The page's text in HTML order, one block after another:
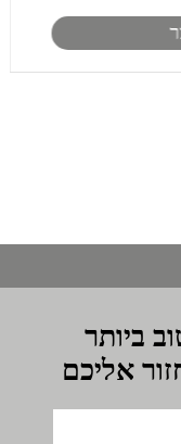
ביותר
אליכם